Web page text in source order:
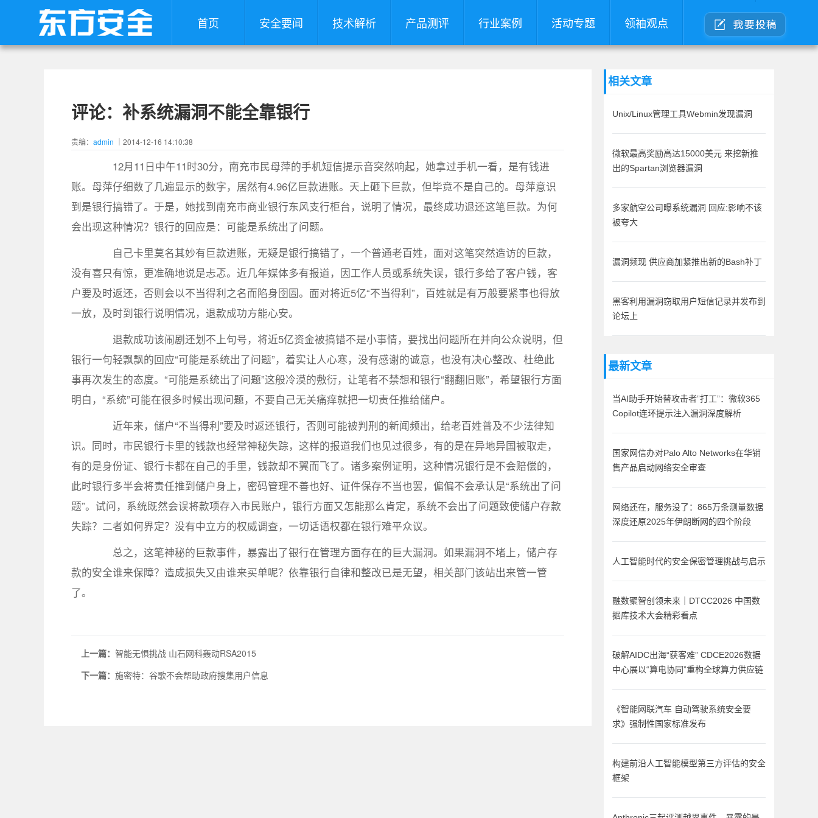
首页 安全要闻 技术解析 产品测评 行业案例 活动专题 领袖观点
评论：补系统漏洞不能全靠银行
责编： admin ｜2014-12-16 14:10:38
12月11日中午11时30分，南充市民母萍的手机短信提示音突然响起，她拿过手机一看，是有钱进
账。母萍仔细数了几遍显示的数字，居然有4.96亿巨款进账。天上砸下巨款，但毕竟不是自己的。母萍意识
到是银行搞错了。于是，她找到南充市商业银行东风支行柜台，说明了情况，最终成功退还这笔巨款。为何
会出现这种情况？银行的回应是：可能是系统出了问题。
自己卡里莫名其妙有巨款进账，无疑是银行搞错了，一个普通老百姓，面对这笔突然造访的巨款，
没有喜只有惊，更准确地说是忐忑。近几年媒体多有报道，因工作人员或系统失误，银行多给了客户钱，客
户要及时返还，否则会以不当得利之名而陷身囹圄。面对将近5亿“不当得利”，百姓就是有万般要紧事也得放
一放，及时到银行说明情况，退款成功方能心安。
退款成功该闹剧还划不上句号，将近5亿资金被搞错不是小事情，要找出问题所在并向公众说明，但
银行一句轻飘飘的回应“可能是系统出了问题”，着实让人心寒，没有感谢的诚意，也没有决心整改、杜绝此
事再次发生的态度。“可能是系统出了问题”这般冷漠的敷衍，让笔者不禁想和银行“翻翻旧账”，希望银行方面
明白，“系统”可能在很多时候出现问题，不要自己无关痛痒就把一切责任推给储户。
近年来，储户“不当得利”要及时返还银行，否则可能被判刑的新闻频出，给老百姓普及不少法律知
识。同时，市民银行卡里的钱款也经常神秘失踪，这样的报道我们也见过很多，有的是在异地异国被取走，
有的是身份证、银行卡都在自己的手里，钱款却不翼而飞了。诸多案例证明，这种情况银行是不会赔偿的，
此时银行多半会将责任推到储户身上，密码管理不善也好、证件保存不当也罢，偏偏不会承认是“系统出了问
题”。试问，系统既然会误将款项存入市民账户，银行方面又怎能那么肯定，系统不会出了问题致使储户存款
失踪？二者如何界定？没有中立方的权威调查，一切话语权都在银行难平众议。
总之，这笔神秘的巨款事件，暴露出了银行在管理方面存在的巨大漏洞。如果漏洞不堵上，储户存
款的安全谁来保障？造成损失又由谁来买单呢？依靠银行自律和整改已是无望，相关部门该站出来管一管
了。
上一篇：智能无惧挑战 山石网科轰动RSA2015
下一篇：施密特：谷歌不会帮助政府搜集用户信息
相关文章
Unix/Linux管理工具Webmin发现漏洞
微软最高奖励高达15000美元 来挖新推
出的Spartan浏览器漏洞
多家航空公司曝系统漏洞 回应:影响不该
被夸大
漏洞频现 供应商加紧推出新的Bash补丁
黑客利用漏洞窃取用户短信记录并发布到
论坛上
最新文章
当AI助手开始替攻击者”打工”：微软365
Copilot连环提示注入漏洞深度解析
国家网信办对Palo Alto Networks在华销
售产品启动网络安全审查
网络还在，服务没了：865万条测量数据
深度还原2025年伊朗断网的四个阶段
人工智能时代的安全保密管理挑战与启示
融数聚智创领未来｜DTCC2026 中国数
据库技术大会精彩看点
破解AIDC出海“获客难” CDCE2026数据
中心展以“算电协同”重构全球算力供应链
《智能网联汽车 自动驾驶系统安全要
求》强制性国家标准发布
构建前沿人工智能模型第三方评估的安全
框架